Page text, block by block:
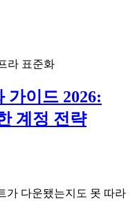
가이드 2026:
계정 전략
가 다운됐는지도 못 따라